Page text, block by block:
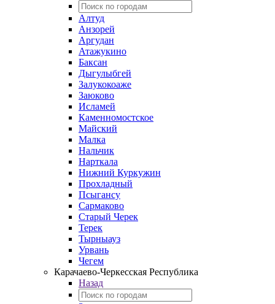
Алтуд
Анзорей
Аргудан
Атажукино
Баксан
Дыгулыбгей
Залукокоаже
Заюково
Исламей
Каменномостское
Майский
Малка
Нальчик
Нарткала
Нижний Куркужин
Прохладный
Псыгансу
Сармаково
Старый Черек
Терек
Тырныауз
Урвань
Чегем
Карачаево-Черкесская Республика
Назад